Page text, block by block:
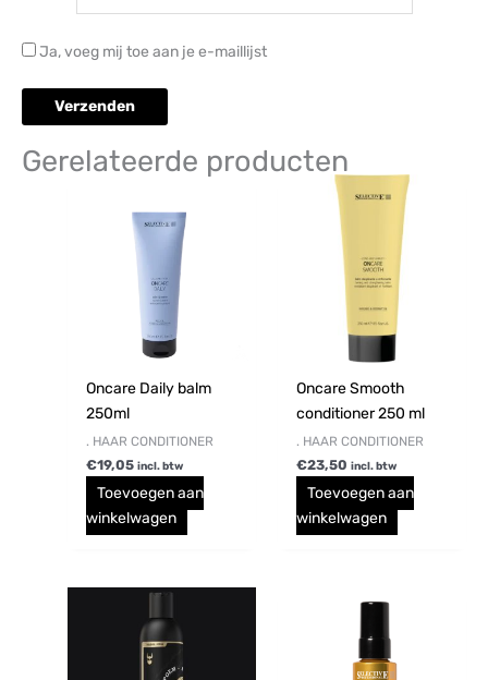
Ja, voeg mij toe aan je e-maillijst
Gerelateerde producten
Oncare Daily balm
250ml
. HAAR CONDITIONER
€19,05 incl. btw
Toevoegen aan
winkelwagen
Oncare Smooth
conditioner 250 ml
. HAAR CONDITIONER
€23,50 incl. btw
Toevoegen aan
winkelwagen